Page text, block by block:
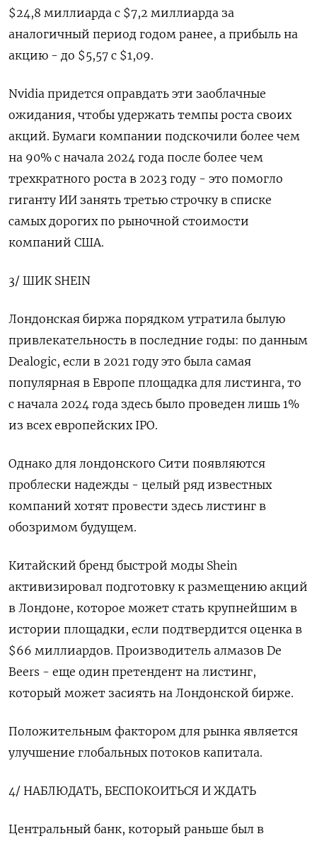
$24,8 миллиарда с $7,2 миллиарда за
аналогичный период годом ранее, а прибыль на
акцию - до $5,57 с $1,09.
Nvidia придется оправдать эти заоблачные
ожидания, чтобы удержать темпы роста своих
акций. Бумаги компании подскочили более чем
на 90% с начала 2024 года после более чем
трехкратного роста в 2023 году - это помогло
гиганту ИИ занять третью строчку в списке
самых дорогих по рыночной стоимости
компаний США.
3/ ШИК SHEIN
Лондонская биржа порядком утратила былую
привлекательность в последние годы: по данным
Dealogic, если в 2021 году это была самая
популярная в Европе площадка для листинга, то
с начала 2024 года здесь было проведен лишь 1%
из всех европейских IPO.
Однако для лондонского Сити появляются
проблески надежды - целый ряд известных
компаний хотят провести здесь листинг в
обозримом будущем.
Китайский бренд быстрой моды Shein
активизировал подготовку к размещению акций
в Лондоне, которое может стать крупнейшим в
истории площадки, если подтвердится оценка в
$66 миллиардов. Производитель алмазов De
Beers - еще один претендент на листинг,
который может засиять на Лондонской бирже.
Положительным фактором для рынка является
улучшение глобальных потоков капитала.
4/ НАБЛЮДАТЬ, БЕСПОКОИТЬСЯ И ЖДАТЬ
Центральный банк, который раньше был в